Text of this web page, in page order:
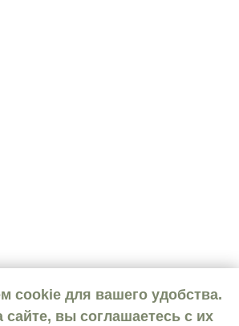
cookie для вашего удобства.
сайте, вы соглашаетесь с их